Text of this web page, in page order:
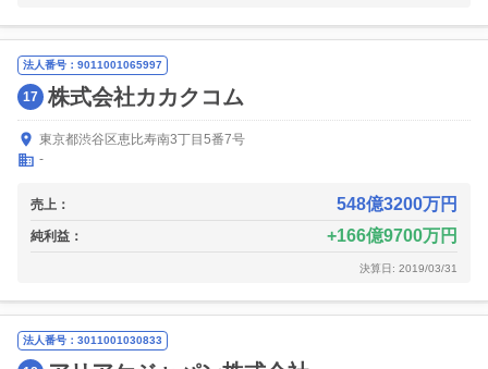
法人番号：9011001065997
17 株式会社カカクコム
東京都渋谷区恵比寿南3丁目5番7号
-
売上： 548億3200万円
純利益： 166億9700万円
決算日: 2019/03/31
法人番号：3011001030833